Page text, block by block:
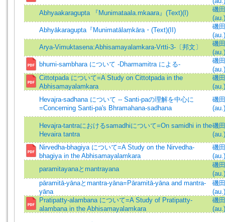
Abhyaakaragupta 『Munimataala.mkaara』(Text)(I)
磯
(au.)
Abhyākaragupta『Munimatālaṃkāra・(Text)(II)
磯
(au.)
Arya-Vimuktasena:Abhisamayalamkara-Vrtti-3-〔邦文〕
磯
(au.)
bhumi-sambhara について -Dharmamitra による-
磯
(au.)
Cittotpada について=A Study on Cittotpada in the
Abhisamayalamkara
磯
(au.)
Hevajra-sadhana について -- Santi-paの理解を中心に
=Concerning Santi-pa's Bhramahana-sadhana
磯
(au.)
Hevajra-tantraにおけるsamadhiについて=On samidhi in the
Hevaira tantra
磯
(au.)
Nirvedha-bhagiya について=A Study on the Nirvedha-
bhagiya in the Abhisamayalamkara
磯
(au.)
paramitayanaとmantrayana
磯
(au.)
pāramitā-yānaとmantra-yāna=Pāramitā-yāna and mantra-
yāna
磯
(au.)
Pratipatty-alambana について=A Study of Pratipatty-
alambana in the Abhisamayalamkara
磯
(au.)